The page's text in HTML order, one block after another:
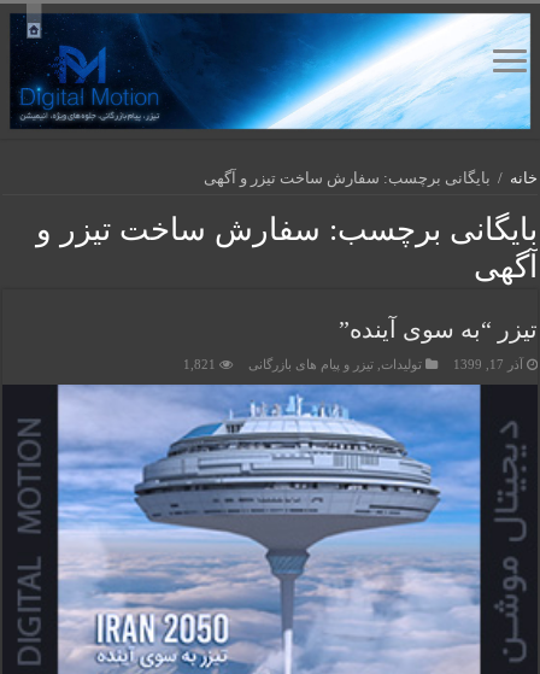
خانه / بایگانی برچسب: سفارش ساخت تیزر و آگهی
بایگانی برچسب: سفارش ساخت تیزر و
آگهی
تیزر “به سوی آینده”
آذر 17, 1399 تولیدات ,تیزر و پیام های بازرگانی 1,821